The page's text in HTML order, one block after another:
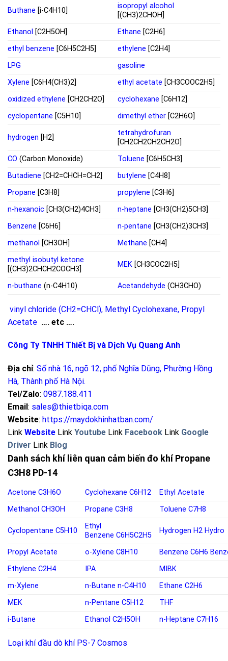
Buthane [i-C4H10]
isopropyl alcohol
[(CH3)2CHOH]
Ethanol [C2H5OH] Ethane [C2H6]
ethyl benzene [C6H5C2H5] ethylene [C2H4]
LPG
gasoline
Xylene [C6H4(CH3)2] ethyl acetate [CH3COOC2H5]
oxidized ethylene [CH2CH2O] cyclohexane [C6H12]
cyclopentane [C5H10] dimethyl ether [C2H6O]
hydrogen [H2]
tetrahydrofuran
[CH2CH2CH2CH2O]
CO (Carbon Monoxide) Toluene [C6H5CH3]
Butadiene [CH2=CHCH=CH2] butylene [C4H8]
Propane [C3H8] propylene [C3H6]
n-hexanoic [CH3(CH2)4CH3] n-heptane [CH3(CH2)5CH3]
Benzene [C6H6] n-pentane [CH3(CH2)3CH3]
methanol [CH3OH] Methane [CH4]
methyl isobutyl ketone
[(CH3)2CHCH2COCH3]
MEK [CH3COC2H5]
n-buthane (n-C4H10) Acetandehyde (CH3CHO)
vinyl chloride (CH2=CHCl), Methyl Cyclohexane, Propyl
Acetate …. etc ….
Công Ty TNHH Thiết Bị và Dịch Vụ Quang Anh
Địa chỉ: Số nhà 16, ngõ 12, phố Nghĩa Dũng, Phường Hồng
Hà, Thành phố Hà Nội.
Tel/Zalo: 0987.188.411
Email : sales@thietbiqa.com
Website: https://maydokhinhatban.com/
Link Website Link Youtube Link Facebook Link Google
Driver Link Blog
Danh sách khí liên quan cảm biến đo khí Propane
C3H8 PD-14
Acetone C3H6O Cyclohexane C6H12
Ethyl Acetate
Methanol CH3OH Propane C3H8 Toluene C7H8
Cyclopentane C5H10
Ethyl
Benzene C6H5C2H5
Hydrogen H2 Hydro
Propyl Acetate o-Xylene C8H10 Benzene C6H6
Ethylene C2H4 IPA
MIBK
m-Xylene
n-Butane n-C4H10
Ethane C2H6
MEK
n-Pentane C5H12
THF
i-Butane
Ethanol C2H5OH n-Heptane C7H16
Loại khí đầu dò khí PS-7 Cosmos